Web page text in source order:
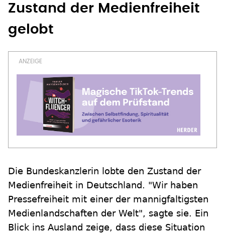
Zustand der Medienfreiheit
gelobt
Die Bundeskanzlerin lobte den Zustand der
Medienfreiheit in Deutschland. "Wir haben
Pressefreiheit mit einer der mannigfaltigsten
Medienlandschaften der Welt", sagte sie. Ein
Blick ins Ausland zeige, dass diese Situation